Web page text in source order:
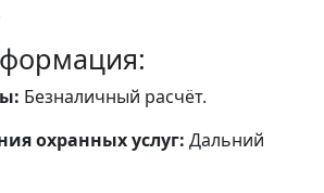
Безналичный расчёт.
охранных услуг: Дальний